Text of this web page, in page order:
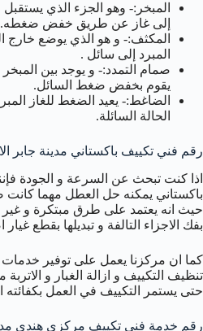
المبخر:- وهو الجزء الذي يستقبل
إلى غاز عن طريق خفض ضغطه.
المكثف:- و هو الذي يوضع خارج
المبرد إلى سائل .
صمام التمدد:- و يوجد بين
يقوم بخفض ضغط السائل.
الضاغط:- يعيد الضغط للغاز
الحالة السائلة.
رقم فني تكييف باكستاني مدينة جابر
اذا كنت تبحث عن السرعة و الجودة
باكستاني يمكنه حل العطل مهما
حيث انه يعتمد على طرق مبتكرة و غير
بفك الاجزاء التالفة و تبديلها بقطع
كما ان مركزنا يعمل على توفير خدمات
تنظيف التكييف و ازالة الغبار و
حتى يستمر التكييف في العمل بكفائته
رقم خدمة فني تكييف مركزي هندي